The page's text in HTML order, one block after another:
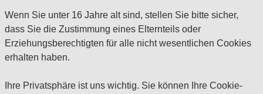
Wenn Sie unter 16 Jahre alt sind, stellen Sie bitte sicher,
dass Sie die Zustimmung eines Elternteils oder
Erziehungsberechtigten für alle nicht wesentlichen Cookies
erhalten haben.
Ihre Privatsphäre ist uns wichtig. Sie können Ihre Cookie-